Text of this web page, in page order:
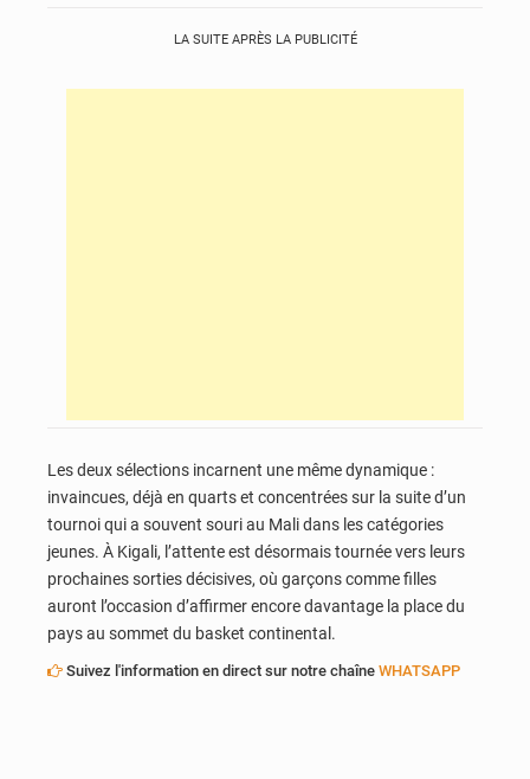
LA SUITE APRÈS LA PUBLICITÉ
Les deux sélections incarnent une même dynamique :
invaincues, déjà en quarts et concentrées sur la suite d’un
tournoi qui a souvent souri au Mali dans les catégories
jeunes. À Kigali, l’attente est désormais tournée vers leurs
prochaines sorties décisives, où garçons comme filles
auront l’occasion d’affirmer encore davantage la place du
pays au sommet du basket continental.
Suivez l'information en direct sur notre chaîne WHATSAPP